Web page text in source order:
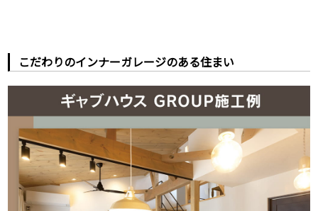
こだわりのインナーガレージのある住まい